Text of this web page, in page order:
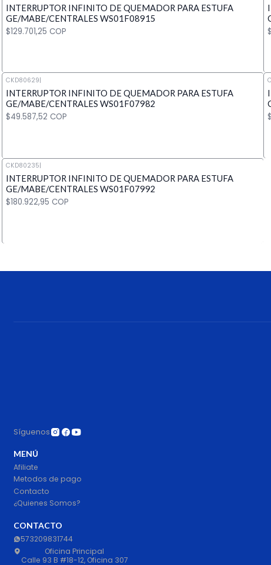
Cantidad
INTERRUPTOR INFINITO DE QUEMADOR PARA ESTUFA
GE/MABE/CENTRALES WS01F08915
$129.701,25 COP
Cantidad
CKD80629|
INTERRUPTOR INFINITO DE QUEMADOR PARA ESTUFA
GE/MABE/CENTRALES WS01F07982
$49.587,52 COP
Cantidad
CKD80235|
INTERRUPTOR INFINITO DE QUEMADOR PARA ESTUFA
GE/MABE/CENTRALES WS01F07992
$180.922,95 COP
Cantidad
Síguenos
MENÚ
Afiliate
Metodos de pago
Contacto
¿Quienes Somos?
CONTACTO
573209831744
Oficina Principal
Calle 93 B #18-12, Oficina 307